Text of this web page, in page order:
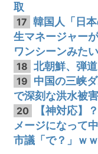
取
17 韓国人「日
生マネージャー
ワンシーンみたい
18 北朝鮮、弾
19 中国の三峡
で深刻な洪水被害
20
【神対応】
メージになって
市議「で？」ｗ